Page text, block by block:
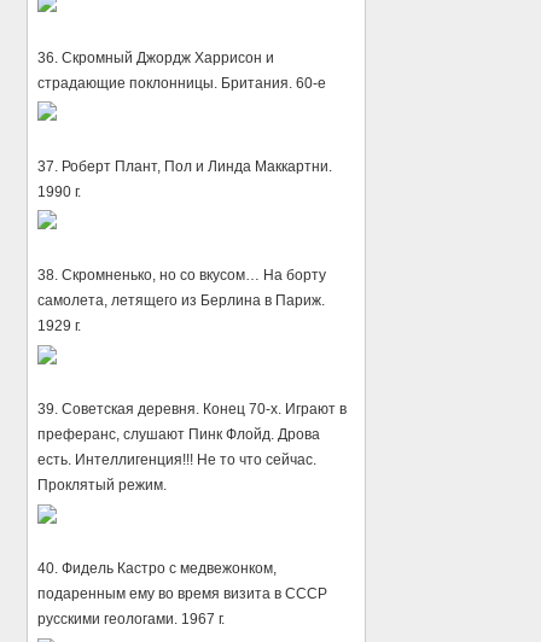
36. Скромный Джордж Харрисон и
страдающие поклонницы. Британия. 60-е
37. Роберт Плант, Пол и Линда Маккартни.
1990 г.
38. Скромненько, но со вкусом… На борту
самолета, летящего из Берлина в Париж.
1929 г.
39. Советская деревня. Конец 70-х. Играют в
преферанс, слушают Пинк Флойд. Дрова
есть. Интеллигенция!!! Не то что сейчас.
Проклятый режим.
40. Фидель Кастро с медвежонком,
подаренным ему во время визита в СССР
русскими геологами. 1967 г.